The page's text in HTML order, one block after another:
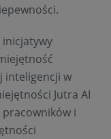
inicjatywy
inteligencji w
Jutra AI
pracowników i